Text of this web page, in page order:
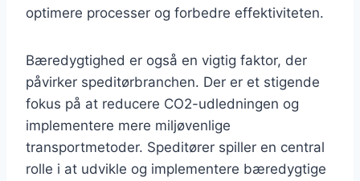
optimere processer og forbedre effektiviteten.
Bæredygtighed er også en vigtig faktor, der
påvirker speditørbranchen. Der er et stigende
fokus på at reducere CO2-udledningen og
implementere mere miljøvenlige
transportmetoder. Speditører spiller en central
rolle i at udvikle og implementere bæredygtige